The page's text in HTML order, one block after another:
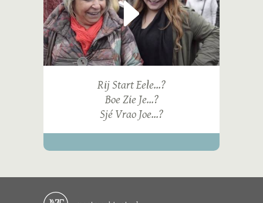
Rij Start Eele...?
Boe Zie Je...?
Sjé Vrao Joe...?